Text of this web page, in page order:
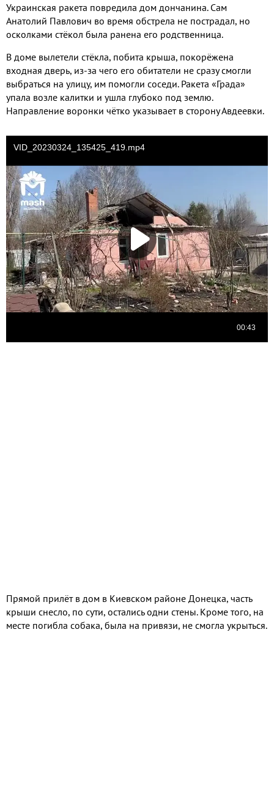
Украинская ракета повредила дом дончанина. Сам
Анатолий Павлович во время обстрела не пострадал, но
осколками стёкол была ранена его родственница.
В доме вылетели стёкла, побита крыша, покорёжена
входная дверь, из-за чего его обитатели не сразу смогли
выбраться на улицу, им помогли соседи. Ракета «Града»
упала возле калитки и ушла глубоко под землю.
Направление воронки чётко указывает в сторону Авдеевки.
Прямой прилёт в дом в Киевском районе Донецка, часть
крыши снесло, по сути, остались одни стены. Кроме того, на
месте погибла собака, была на привязи, не смогла укрыться.